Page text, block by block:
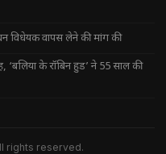
विधेयक वापस लेने की मांग की
के रॉबिन हुड’ ने 55 साल की
rights reserved.